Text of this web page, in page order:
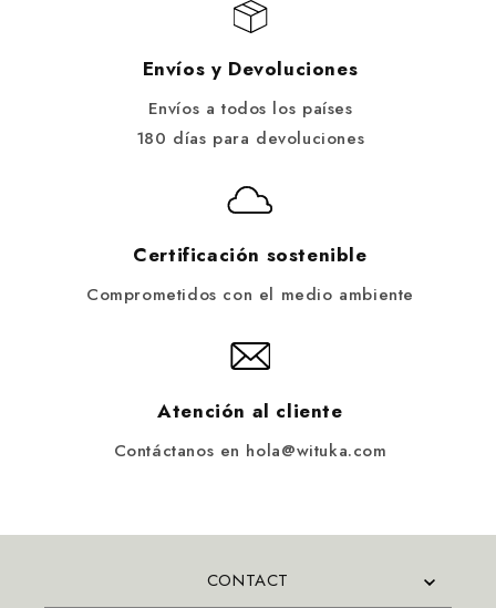
Envíos y Devoluciones
Envíos a todos los países
180 días para devoluciones
Certificación sostenible
Comprometidos con el medio ambiente
Atención al cliente
Contáctanos en hola@wituka.com
CONTACT